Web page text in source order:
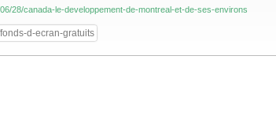
28/canada-le-developpement-de-montreal-et-de-ses-environs
d-ecran-gratuits